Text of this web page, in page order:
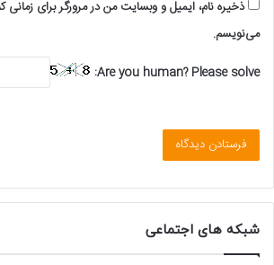
ذخیره نام، ایمیل و وبسایت من در مرورگر برای زمانی
می‌نویسم.
Are you human? Please solve:
شبکه های اجتماعی